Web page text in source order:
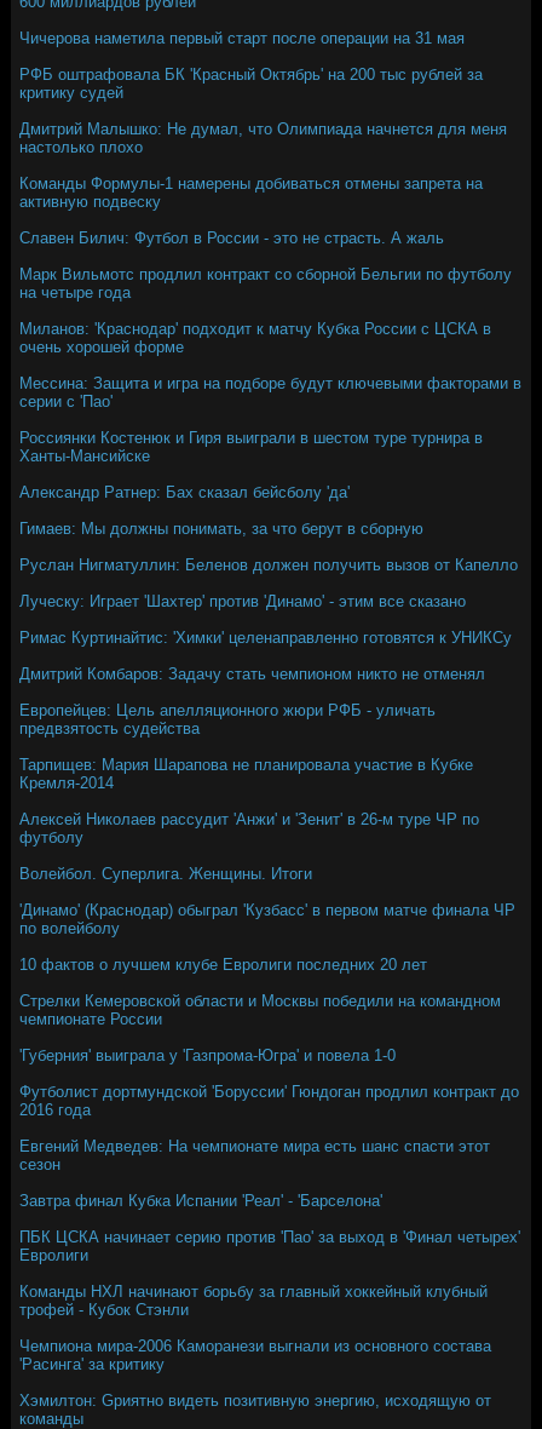
Чичерова наметила первый старт после операции на 31 мая
РФБ оштрафовала БК 'Красный Октябрь' на 200 тыс рублей за
критику судей
Дмитрий Малышко: Не думал, что Олимпиада начнется для меня
настолько плохо
Команды Формулы-1 намерены добиваться отмены запрета на
активную подвеску
Славен Билич: Футбол в России - это не страсть. А жаль
Марк Вильмотс продлил контракт со сборной Бельгии по футболу
на четыре года
Миланов: 'Краснодар' подходит к матчу Кубка России с ЦСКА в
очень хорошей форме
Мессина: Защита и игра на подборе будут ключевыми факторами в
серии с 'Пао'
Россиянки Костенюк и Гиря выиграли в шестом туре турнира в
Ханты-Мансийске
Александр Ратнер: Бах сказал бейсболу 'да'
Гимаев: Мы должны понимать, за что берут в сборную
Руслан Нигматуллин: Беленов должен получить вызов от Капелло
Луческу: Играет 'Шахтер' против 'Динамо' - этим все сказано
Римас Куртинайтис: 'Химки' целенаправленно готовятся к УНИКСу
Дмитрий Комбаров: Задачу стать чемпионом никто не отменял
Европейцев: Цель апелляционного жюри РФБ - уличать
предвзятость судейства
Тарпищев: Мария Шарапова не планировала участие в Кубке
Кремля-2014
Алексей Николаев рассудит 'Анжи' и 'Зенит' в 26-м туре ЧР по
футболу
Волейбол. Суперлига. Женщины. Итоги
'Динамо' (Краснодар) обыграл 'Кузбасс' в первом матче финала ЧР
по волейболу
10 фактов о лучшем клубе Евролиги последних 20 лет
Стрелки Кемеровской области и Москвы победили на командном
чемпионате России
'Губерния' выиграла у 'Газпрома-Югра' и повела 1-0
Футболист дортмундской 'Боруссии' Гюндоган продлил контракт до
2016 года
Евгений Медведев: На чемпионате мира есть шанс спасти этот
сезон
Завтра финал Кубка Испании 'Реал' - 'Барселона'
ПБК ЦСКА начинает серию против 'Пао' за выход в 'Финал четырех'
Евролиги
Команды НХЛ начинают борьбу за главный хоккейный клубный
трофей - Кубок Стэнли
Чемпиона мира-2006 Каморанези выгнали из основного состава
'Расинга' за критику
Хэмилтон: Gриятно видеть позитивную энергию, исходящую от
команды